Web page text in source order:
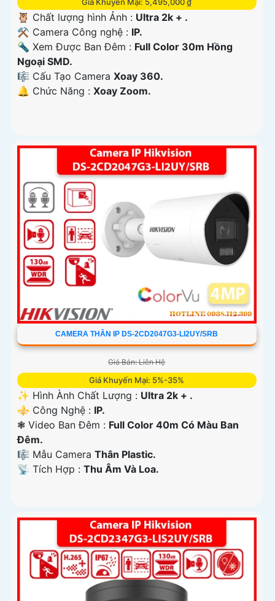
Giá Khuyến Mại: 5,495,000 ₫
🦉 Chất lượng hình Ảnh : Ultra 2k + .
⚒ Camera Công nghệ : IP.
🔦 Xem Được Ban Đêm : Full Color 30m Hồng
Ngoại SMD.
🎼️ Cấu Tạo Camera Xoay 360.
️🔔 Chức Năng : Xoay Zoom.
CAMERA THÂN IP DS-2CD2047G3-LI2UY/SRB
Giá Bán: Liên Hệ
Giá Khuyến Mại: 5%-35%
✨ Hình Ành Chất Lượng : Ultra 2k + .
⚜️ Công Nghệ : IP.
❃ Video Ban Đêm : Full Color 40m Có Màu Ban
Ðêm.
🎼️ Mẫu Camera Thân Plastic.
️📡 Tích Hợp : Thu Âm Và Loa.